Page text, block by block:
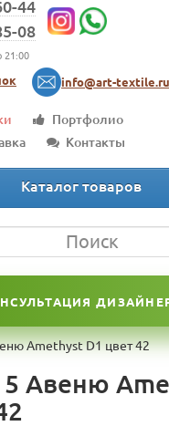
44
08
21:00
info@art-textile.ru
Портфолио
Контакты
Каталог товаров
Amethyst D1 цвет 42
5 Авеню